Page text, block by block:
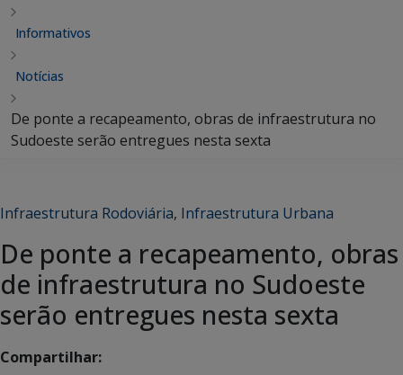
Informativos
Notícias
De ponte a recapeamento, obras de infraestrutura no
Sudoeste serão entregues nesta sexta
Infraestrutura Rodoviária, Infraestrutura Urbana
De ponte a recapeamento, obras
de infraestrutura no Sudoeste
serão entregues nesta sexta
Compartilhar: